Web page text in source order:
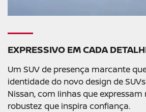
EXPRESSIVO EM CADA
Um SUV de presença marcante
identidade do novo design de SUVs
Nissan, com linhas que
robustez que inspira confiança.